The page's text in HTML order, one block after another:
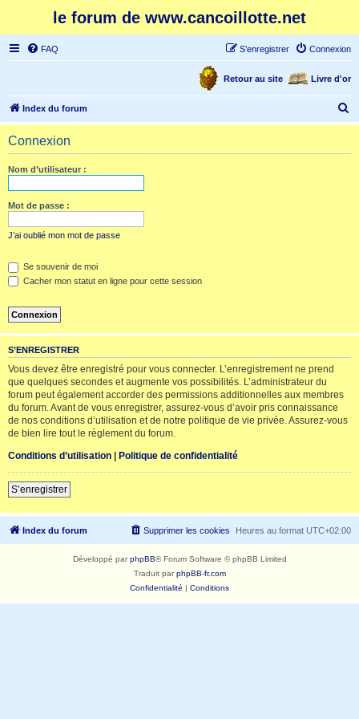
le forum de www.cancoillotte.net
FAQ Connexion
S’enregistrer
Livre d'or
Retour au site
Index du forum
e
Connexion
Nom d’utilisateur :
Mot de passe :
J’ai oublié mon mot de passe
Se souvenir de moi
Cacher mon statut en ligne pour cette session
S’ENREGISTRER
Vous devez être enregistré pour vous connecter. L’enregistrement ne prend
que quelques secondes et augmente vos possibilités. L’administrateur du
forum peut également accorder des permissions additionnelles aux membres
du forum. Avant de vous enregistrer, assurez-vous d’avoir pris connaissance
de nos conditions d’utilisation et de notre politique de vie privée. Assurez-vous
de bien lire tout le règlement du forum.
Conditions d’utilisation | Politique de confidentialité
S’enregistrer
Index du forum Heures au format UTC+02:00
Supprimer les cookies
Développé parphpBB® Forum Software © phpBB Limited
Traduit parphpBB-fr.com
Confidentialité | Conditions